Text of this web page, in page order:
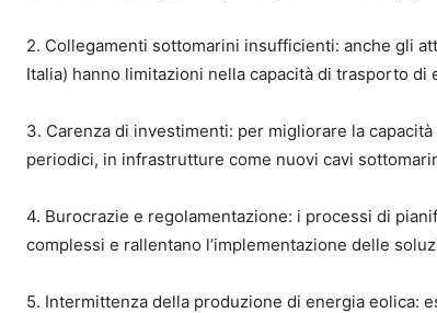
2. Collegamenti sottomarini insufficienti: anche gli
Italia) hanno limitazioni nella capacità di trasporto di
3. Carenza di investimenti: per migliorare la
periodici, in infrastrutture come nuovi cavi
4. Burocrazie e regolamentazione: i processi di
complessi e rallentano l’implementazione delle
5. Intermittenza della produzione di energia eolica: